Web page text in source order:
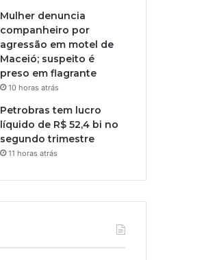
Mulher denuncia
companheiro por
agressão em motel de
Maceió; suspeito é
preso em flagrante
10 horas atrás
Petrobras tem lucro
líquido de R$ 52,4 bi no
segundo trimestre
11 horas atrás